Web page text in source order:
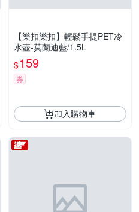
【樂扣樂扣】輕鬆手提PET冷
水壺-莫蘭迪藍/1.5L
$159
券
加入購物車